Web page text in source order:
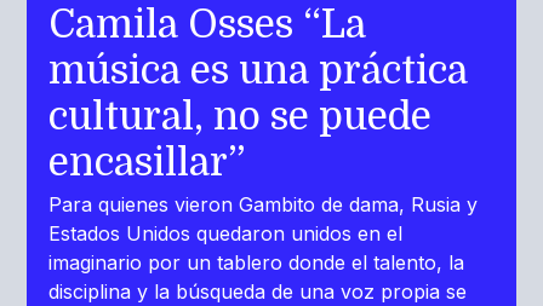
Camila Osses “La
música es una práctica
cultural, no se puede
encasillar”
Para quienes vieron Gambito de dama, Rusia y
Estados Unidos quedaron unidos en el
imaginario por un tablero donde el talento, la
disciplina y la búsqueda de una voz propia se